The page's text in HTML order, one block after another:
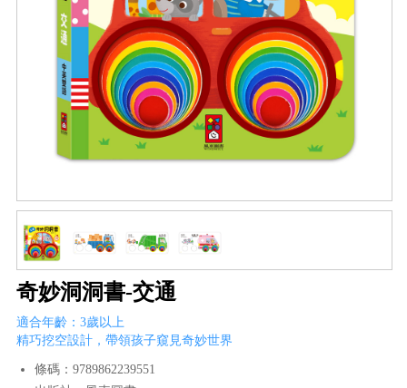
海外購物免煩惱！點我查看『海外購物流程說明』
奇妙洞洞書-交通
適合年齡：3歲以上
精巧挖空設計，帶領孩子窺見奇妙世界
條碼：9789862239551